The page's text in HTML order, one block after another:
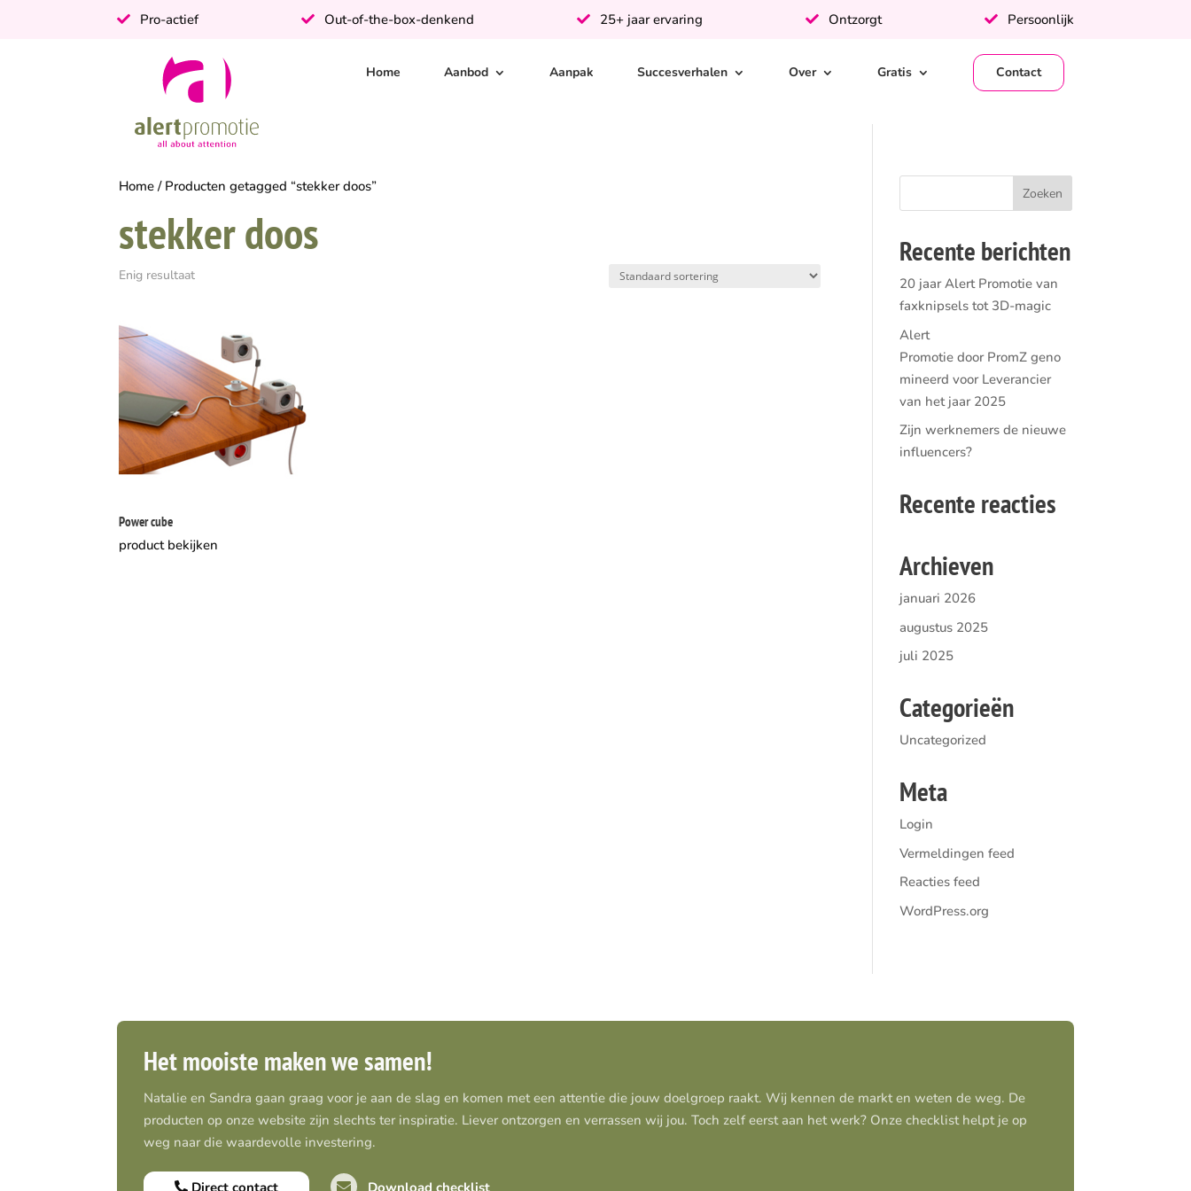
Pro-actief Out-of-the-box-denkend 25+ jaar ervaring Ontzorgt Persoonlijk
Home Aanbod Aanpak Succesverhalen Over Gratis Contact
Home / Producten getagged “stekker doos”
stekker doos
Enig resultaat
Power cube
product bekijken
Recente berichten
20 jaar Alert Promotie van
faxknipsels tot 3D-magic
Alert
Promotie door PromZ geno
mineerd voor Leverancier
van het jaar 2025
Zijn werknemers de nieuwe
influencers?
Recente reacties
Archieven
januari 2026
augustus 2025
juli 2025
Categorieën
Uncategorized
Meta
Login
Vermeldingen feed
Reacties feed
WordPress.org
Het mooiste maken we samen!
Natalie en Sandra gaan graag voor je aan de slag en komen met een attentie die jouw doelgroep raakt. Wij kennen de markt en weten de weg. De
producten op onze website zijn slechts ter inspiratie. Liever ontzorgen en verrassen wij jou. Toch zelf eerst aan het werk? Onze checklist helpt je op
weg naar die waardevolle investering.